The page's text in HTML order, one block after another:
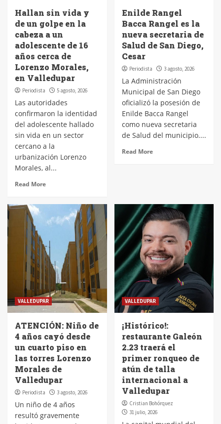
Hallan sin vida y
de un golpe en la
cabeza a un
adolescente de 16
años cerca de
Lorenzo Morales,
en Valledupar
Periodista 5 agosto, 2026
Las autoridades
confirmaron la identidad
del adolescente hallado
sin vida en un sector
cercano a la
urbanización Lorenzo
Morales, al...
Read More
Enilde Rangel
Bacca Rangel es la
nueva secretaria de
Salud de San Diego,
Cesar
Periodista 3 agosto, 2026
La Administración
Municipal de San Diego
oficializó la posesión de
Enilde Bacca Rangel
como nueva secretaria
de Salud del municipio....
Read More
VALLEDUPAR
ATENCIÓN: Niño de
4 años cayó desde
un cuarto piso en
las torres Lorenzo
Morales de
Valledupar
Periodista 3 agosto, 2026
Un niño de 4 años
resultó gravemente
VALLEDUPAR
¡Histórico!:
restaurante Galeón
2.23 traerá el
primer ronqueo de
atún de talla
internacional a
Valledupar
Cristian Bohórquez
31 julio, 2026